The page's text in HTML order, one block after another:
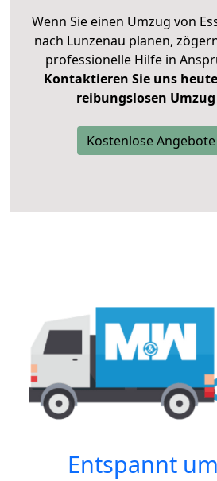
Wenn Sie einen Umzug von
nach Lunzenau planen,
professionelle Hilfe in
Kontaktieren Sie uns heute
reibungslosen Umzug
Kostenlose
Entspannt